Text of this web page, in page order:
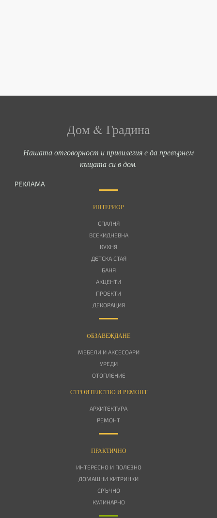
Дом & Градина
Нашата отговорност и привилегия е да превърнем
къщата си в дом.
РЕКЛАМА
ИНТЕРИОР
СПАЛНЯ
ВСЕКИДНЕВНА
КУХНЯ
ДЕТСКА СТАЯ
БАНЯ
АКЦЕНТИ
ПРОЕКТИ
ДЕКОРАЦИЯ
OБЗАВЕЖДАНЕ
МЕБЕЛИ И АКСЕСОАРИ
УРЕДИ
ОТОПЛЕНИЕ
СТРОИТЕЛСТВО И РЕМОНТ
АРХИТЕКТУРА
РЕМОНТ
ПРАКТИЧНО
ИНТЕРЕСНО И ПОЛЕЗНО
ДОМАШНИ ХИТРИНКИ
СРЪЧНО
КУЛИНАРНО